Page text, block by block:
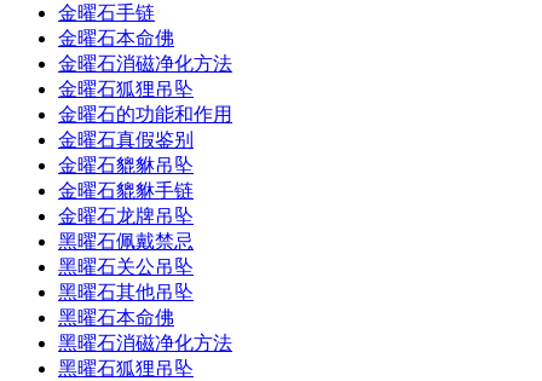
金曜石手链
金曜石本命佛
金曜石消磁净化方法
金曜石狐狸吊坠
金曜石的功能和作用
金曜石真假鉴别
金曜石貔貅吊坠
金曜石貔貅手链
金曜石龙牌吊坠
黑曜石佩戴禁忌
黑曜石关公吊坠
黑曜石其他吊坠
黑曜石本命佛
黑曜石消磁净化方法
黑曜石狐狸吊坠